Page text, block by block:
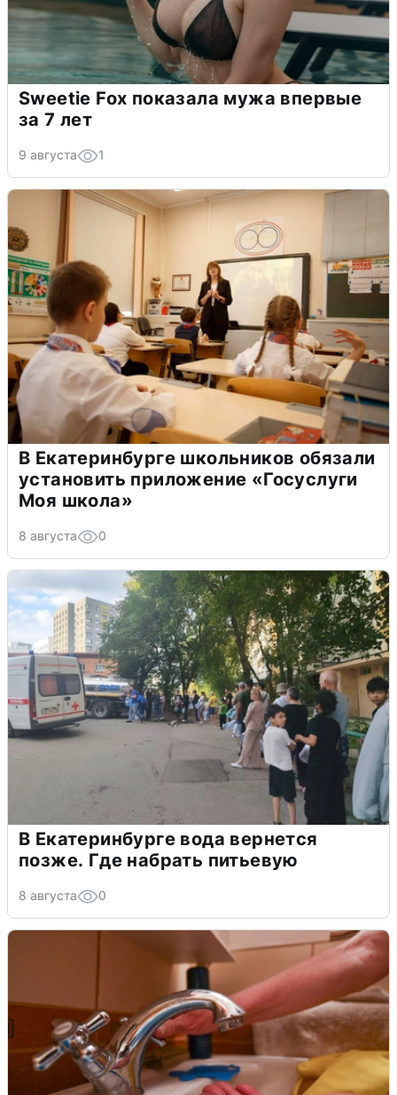
Sweetie Fox показала мужа впервые
за 7 лет
9 августа 1
В Екатеринбурге школьников обязали
установить приложение «Госуслуги
Моя школа»
8 августа 0
В Екатеринбурге вода вернется
позже. Где набрать питьевую
8 августа 0